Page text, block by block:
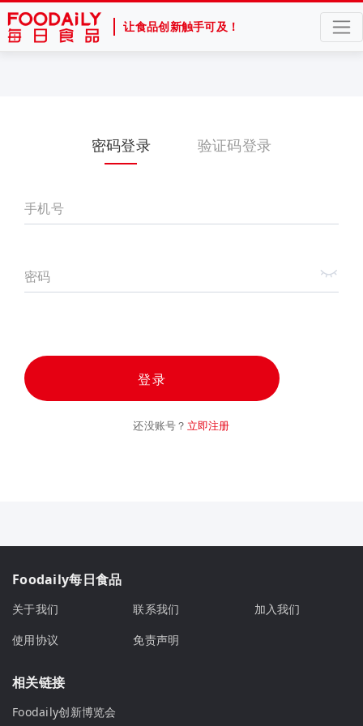
让食品创新触手可及！
密码登录 验证码登录
手机号
密码
登录
还没账号？ 立即注册
Foodaily每日食品
关于我们 联系我们
加入我们
使用协议
免责声明
相关链接
Foodaily创新博览会